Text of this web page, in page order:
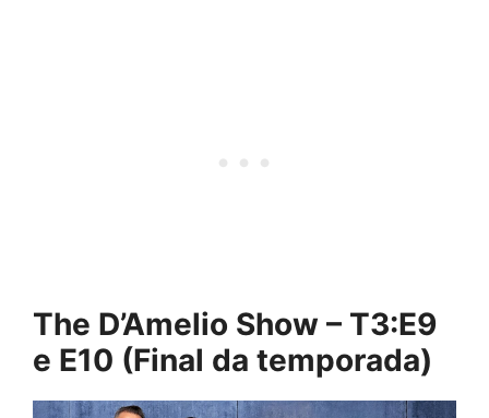
The D’Amelio Show – T3:E9
e E10 (Final da temporada)